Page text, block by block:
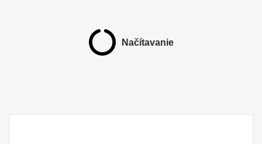
Načítavanie